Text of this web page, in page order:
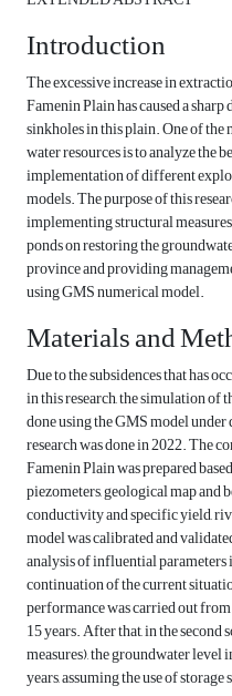
Introduction
The excessive increase in
Famenin Plain has caused a
sinkholes in this plain. One of
water resources is to analyze the
implementation of different
models. The purpose of this
implementing structural
ponds on restoring the
province and providing
using GMS numerical model.
Materials and
Due to the subsidences that has
in this research, the simulation of
done using the GMS model
research was done in 2022. The
Famenin Plain was prepared
piezometers, geological map
conductivity and specific yield,
model was calibrated and
analysis of influential
continuation of the current
performance was carried out
15 years. After that, in the
measures), the groundwater
years, assuming the use of